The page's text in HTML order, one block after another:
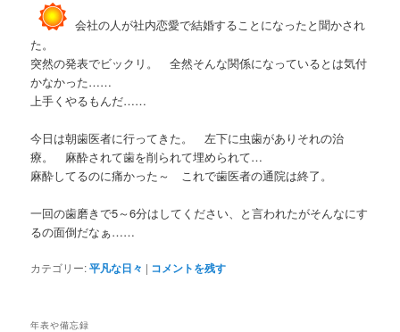
会社の人が社内恋愛で結婚することになったと聞かされ
た。
突然の発表でビックリ。 全然そんな関係になっているとは気付
かなかった……
上手くやるもんだ……
今日は朝歯医者に行ってきた。 左下に虫歯がありそれの治
療。 麻酔されて歯を削られて埋められて…
麻酔してるのに痛かった～ これで歯医者の通院は終了。
一回の歯磨きで5～6分はしてください、と言われたがそんなにす
るの面倒だなぁ……
カテゴリー:平凡な日々 | コメントを残す
年表や備忘録